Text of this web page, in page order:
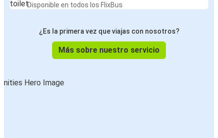
Disponible en todos los FlixBus
¿Es la primera vez que viajas con nosotros?
Más sobre nuestro servicio